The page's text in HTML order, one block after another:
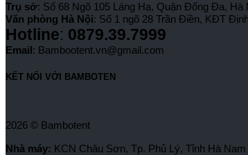
Trụ sở: Số 68 Ngõ 105 Láng Hạ, Quận Đống Đa, Hà
Văn phòng Hà Nội: Số 1 ngõ 28 Trần Điền, KĐT
Hotline: 0879.39.7999
Email: Bambootent.vn@gmail.com
KẾT NỐI VỚI BAMBOTEN
2026 © Bambotent
Nhà máy: KCN Châu Sơn, Tp. Phủ Lý, Tỉnh Hà Nam